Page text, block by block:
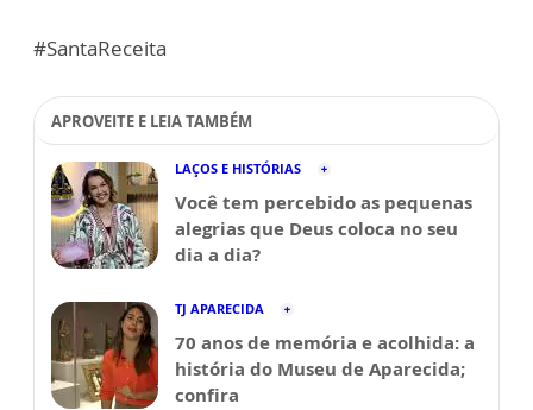
#SantaReceita
APROVEITE E LEIA TAMBÉM
LAÇOS E HISTÓRIAS
Você tem percebido as pequenas
alegrias que Deus coloca no seu
dia a dia?
TJ APARECIDA
70 anos de memória e acolhida: a
história do Museu de Aparecida;
confira